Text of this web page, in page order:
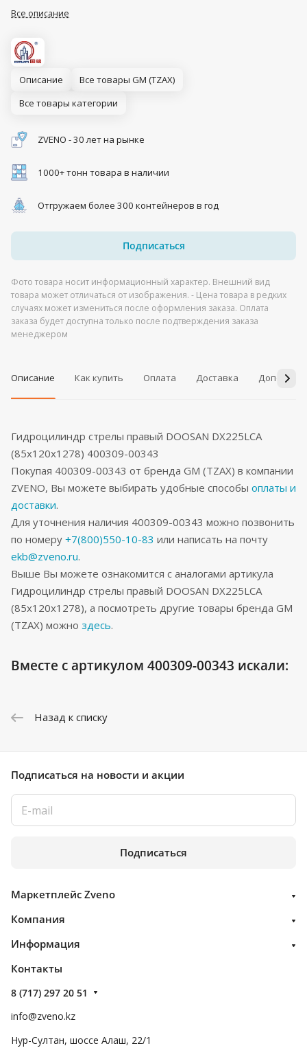
Все описание
Описание
Все товары GM (TZAX)
Все товары категории
ZVENO - 30 лет на рынке
1000+ тонн товара в наличии
Отгружаем более 300 контейнеров в год
Подписаться
Фото товара носит информационный характер. Внешний вид
товара может отличаться от изображения. - Цена товара в редких
случаях может измениться после оформления заказа. Оплата
заказа будет доступна только после подтверждения заказа
менеджером
Описание Как купить Оплата Доставка
Гидроцилиндр стрелы правый DOOSAN DX225LCA
(85x120x1278) 400309-00343
Покупая 400309-00343 от бренда GM (TZAX) в компании
ZVENO, Вы можете выбирать удобные способы оплаты и
доставки.
Для уточнения наличия 400309-00343 можно позвонить
по номеру +7(800)550-10-83 или написать на почту
ekb@zveno.ru.
Выше Вы можете ознакомится с аналогами артикула
Гидроцилиндр стрелы правый DOOSAN DX225LCA
(85x120x1278), а посмотреть другие товары бренда GM
(TZAX) можно здесь.
Вместе с артикулом 400309-00343 искали:
Назад к списку
Подписаться на новости и акции
Подписаться
Маркетплейс Zveno
Компания
Информация
Контакты
8 (717) 297 20 51
info@zveno.kz
Нур-Султан, шоссе Алаш, 22/1